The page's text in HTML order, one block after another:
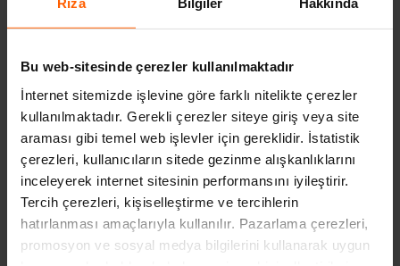
Bu web-sitesinde çerezler kullanılmaktadır
İnternet sitemizde işlevine göre farklı nitelikte çerezler
kullanılmaktadır. Gerekli çerezler siteye giriş veya site
araması gibi temel web işlevler için gereklidir. İstatistik
çerezleri, kullanıcıların sitede gezinme alışkanlıklarını
inceleyerek internet sitesinin performansını iyileştirir.
Tercih çerezleri, kişiselleştirme ve tercihlerin
hatırlanması amaçlarıyla kullanılır. Pazarlama çerezleri,
promosyon ve sosyal medya bilgilerini kullanarak uygun
2023 EHLIYET ÜCRETLERI NE KADAR?
3 yıl önce